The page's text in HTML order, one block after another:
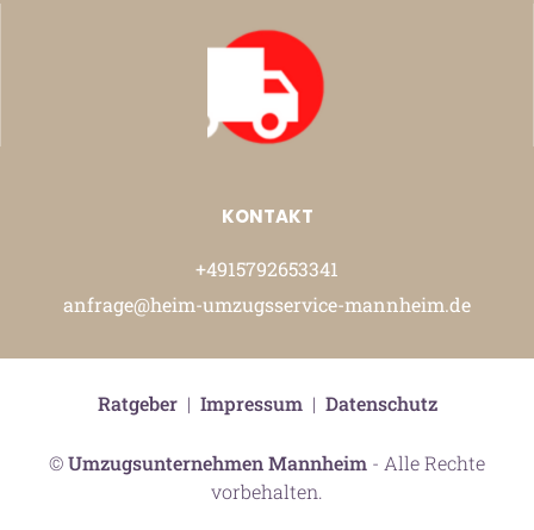
KONTAKT
+4915792653341
anfrage@heim-umzugsservice-mannheim.de
©Umzugsunternehmen Mannheim - Alle Rechte
vorbehalten.
Ratgeber| Impressum| Datenschutz